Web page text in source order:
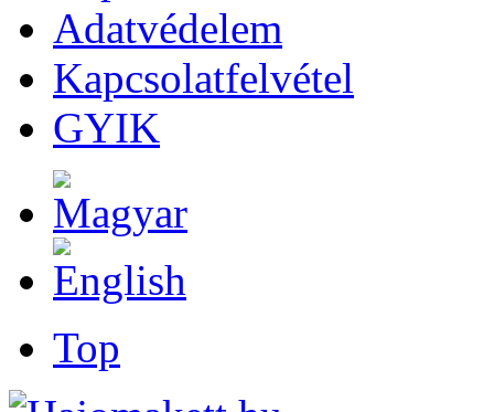
Adatvédelem
Kapcsolatfelvétel
GYIK
Top